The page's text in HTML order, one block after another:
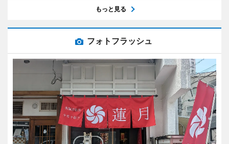
もっと見る
フォトフラッシュ